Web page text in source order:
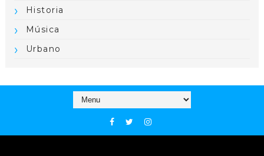
Historia
Música
Urbano